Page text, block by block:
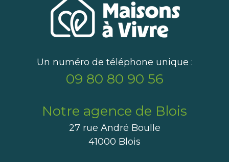
Un numéro de téléphone unique :
09 80 80 90 56
Notre agence de Blois
27 rue André Boulle
41000 Blois